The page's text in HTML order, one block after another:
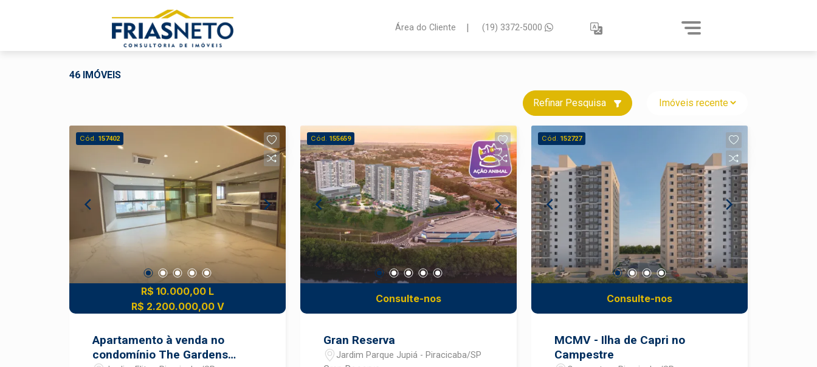
Área do Cliente | (19) 3372-5000
46 IMÓVEIS
Refinar Pesquisa
Cód. 157402
R$ 10.000,00 L
R$ 2.200.000,00 V
Apartamento à venda no
condomínio The Gardens
Cód. 155659
Consulte-nos
Gran Reserva
Jardim Parque Jupiá - Piracicaba/SP
Cód. 152727
Consulte-nos
MCMV - Ilha de Capri no
Campestre